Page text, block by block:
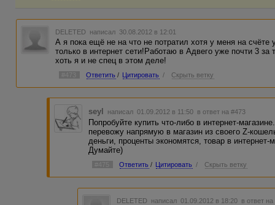
DELETED написал 30.08.2012 в 12:01
А я пока ещё не на что не потратил хотя у меня на
только в интернет сети!Работаю в Адвего уже почти 3
хоть я и не спец в этом деле!
#473 Ответить / Цитировать / Скрыть ветку
seyl написал 01.09.2012 в 11:50 в ответ на #473
Попробуйте купить что-либо в интернет-
перевожу напрямую в магазин из своего Z-
деньги, проценты экономятся, товар в
Думайте)
#475 Ответить / Цитировать / Скрыть ветку
DELETED написал 01.09.2012 в 18:20 в ответ